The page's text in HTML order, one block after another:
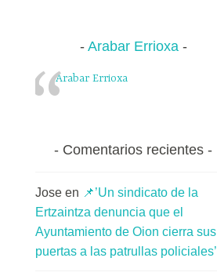
Arabar Errioxa
Arabar Errioxa
Comentarios recientes
Jose en 📌’Un sindicato de la
Ertzaintza denuncia que el
Ayuntamiento de Oion cierra sus
puertas a las patrullas policiales’